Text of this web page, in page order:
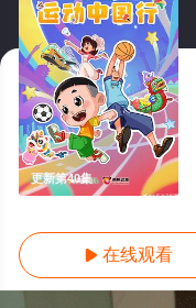
更新第40集
 在线观看